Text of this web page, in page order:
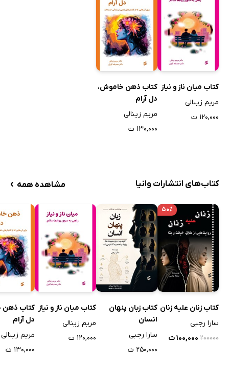
کتاب میان ناز و نیاز
مریم زینالی
۱۲۰,۰۰۰ ت
کتاب ذهن خاموش،
دل آرام
مریم زینالی
۱۳۰,۰۰۰ ت
کتاب‌های انتشارات وانیا مشاهده همه ›
۵۰٪
کتاب زنان علیه زنان
سارا رجبی
۲۰۰۰۰۰ ۱۰۰,۰۰۰ ت
کتاب زبان پنهان
انسان
سارا رجبی
۲۵۰,۰۰۰ ت
کتاب میان ناز و نیاز
مریم زینالی
۱۲۰,۰۰۰ ت
کتاب ذهن
دل آرام
مریم زینالی
۱۳۰,۰۰۰ ت